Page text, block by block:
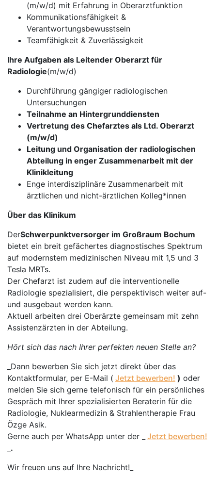
(m/w/d) mit Erfahrung in Oberarztfunktion
Kommunikationsfähigkeit &
Verantwortungsbewusstsein
Teamfähigkeit & Zuverlässigkeit
Ihre Aufgaben als Leitender Oberarzt für
Radiologie(m/w/d)
Durchführung gängiger radiologischen
Untersuchungen
Teilnahme an Hintergrunddiensten
Vertretung des Chefarztes als Ltd. Oberarzt
(m/w/d)
Leitung und Organisation der radiologischen
Abteilung in enger Zusammenarbeit mit der
Klinikleitung
Enge interdisziplinäre Zusammenarbeit mit
ärztlichen und nicht-ärztlichen Kolleg*innen
Über das Klinikum
DerSchwerpunktversorger im Großraum Bochum
bietet ein breit gefächertes diagnostisches Spektrum
auf modernstem medizinischen Niveau mit 1,5 und 3
Tesla MRTs.
Der Chefarzt ist zudem auf die interventionelle
Radiologie spezialisiert, die perspektivisch weiter auf-
und ausgebaut werden kann.
Aktuell arbeiten drei Oberärzte gemeinsam mit zehn
Assistenzärzten in der Abteilung.
Hört sich das nach Ihrer perfekten neuen Stelle an?
_Dann bewerben Sie sich jetzt direkt über das
Kontaktformular, per E-Mail ( Jetzt bewerben! ) oder
melden Sie sich gerne telefonisch für ein persönliches
Gespräch mit Ihrer spezialisierten Beraterin für die
Radiologie, Nuklearmedizin & Strahlentherapie Frau
Özge Asik.
Gerne auch per WhatsApp unter der _
Jetzt bewerben!
.
Wir freuen uns auf Ihre Nachricht!_